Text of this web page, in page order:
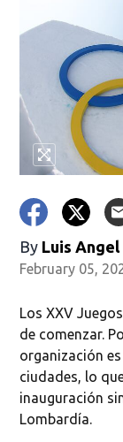
By Luis Angel
February 05,
Los XXV
de comenzar.
organización
ciudades, lo
inauguración
Lombardía.